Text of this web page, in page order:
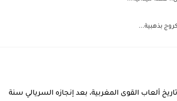
ألعاب القوى المغربية، بعد إنجازه السريالي سنة